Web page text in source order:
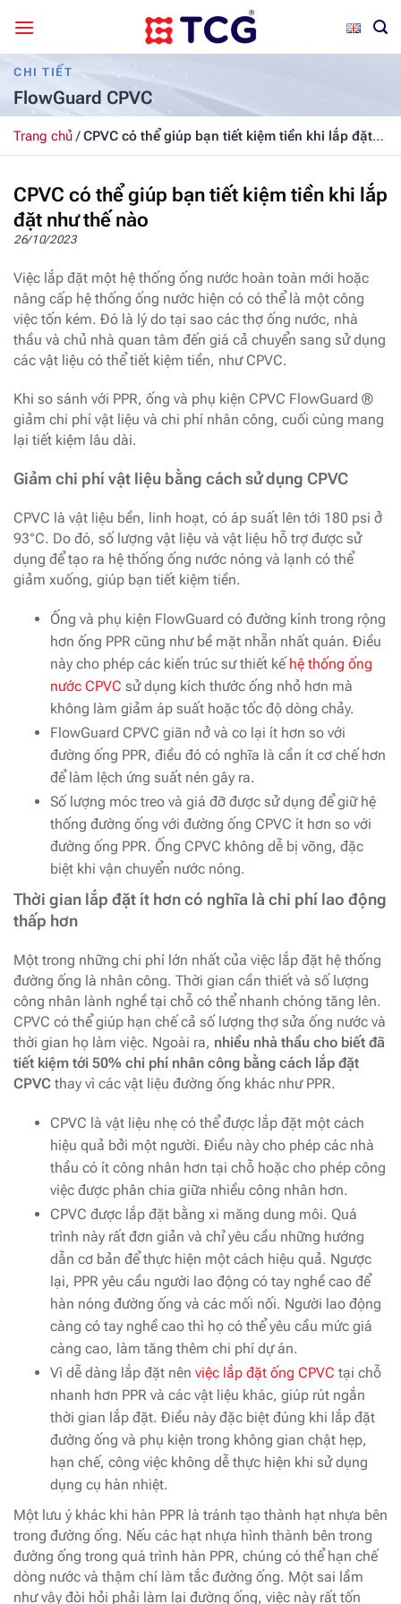
qua
nội
dungCHI TIẾT
FlowGuard CPVC
Trang chủ/CPVC có thể giúp bạn tiết kiệm tiền khi lắp đặt
như thế nào
CPVC có thể giúp bạn tiết kiệm tiền khi lắp
đặt như thế nào
26/10/2023
Việc lắp đặt một hệ thống ống nước hoàn toàn mới hoặc
nâng cấp hệ thống ống nước hiện có có thể là một công
việc tốn kém. Đó là lý do tại sao các thợ ống nước, nhà
thầu và chủ nhà quan tâm đến giá cả chuyển sang sử dụng
các vật liệu có thể tiết kiệm tiền, như CPVC.
Khi so sánh với PPR, ống và phụ kiện CPVC FlowGuard ®
giảm chi phí vật liệu và chi phí nhân công, cuối cùng mang
lại tiết kiệm lâu dài.
Giảm chi phí vật liệu bằng cách sử dụng CPVC
CPVC là vật liệu bền, linh hoạt, có áp suất lên tới 180 psi ở
93°C. Do đó, số lượng vật liệu và vật liệu hỗ trợ được sử
dụng để tạo ra hệ thống ống nước nóng và lạnh có thể
giảm xuống, giúp bạn tiết kiệm tiền.
Ống và phụ kiện FlowGuard có đường kính trong rộng
hơn ống PPR cũng như bề mặt nhẵn nhất quán. Điều
này cho phép các kiến ​​trúc sư thiết kế hệ thống ống
nước CPVC sử dụng kích thước ống nhỏ hơn mà
không làm giảm áp suất hoặc tốc độ dòng chảy.
FlowGuard CPVC giãn nở và co lại ít hơn so với
đường ống PPR, điều đó có nghĩa là cần ít cơ chế hơn
để làm lệch ứng suất nén gây ra.
Số lượng móc treo và giá đỡ được sử dụng để giữ hệ
thống đường ống với đường ống CPVC ít hơn so với
đường ống PPR. Ống CPVC không dễ bị võng, đặc
biệt khi vận chuyển nước nóng.
Thời gian lắp đặt ít hơn có nghĩa là chi phí lao động
thấp hơn
Một trong những chi phí lớn nhất của việc lắp đặt hệ thống
đường ống là nhân công. Thời gian cần thiết và số lượng
công nhân lành nghề tại chỗ có thể nhanh chóng tăng lên.
CPVC có thể giúp hạn chế cả số lượng thợ sửa ống nước và
thời gian họ làm việc. Ngoài ra, nhiều nhà thầu cho biết đã
tiết kiệm tới 50% chi phí nhân công bằng cách lắp đặt
CPVC thay vì các vật liệu đường ống khác như PPR.
CPVC là vật liệu nhẹ có thể được lắp đặt một cách
hiệu quả bởi một người. Điều này cho phép các nhà
thầu có ít công nhân hơn tại chỗ hoặc cho phép công
việc được phân chia giữa nhiều công nhân hơn.
CPVC được lắp đặt bằng xi măng dung môi. Quá
trình này rất đơn giản và chỉ yêu cầu những hướng
dẫn cơ bản để thực hiện một cách hiệu quả. Ngược
lại, PPR yêu cầu người lao động có tay nghề cao để
hàn nóng đường ống và các mối nối. Người lao động
càng có tay nghề cao thì họ có thể yêu cầu mức giá
càng cao, làm tăng thêm chi phí dự án.
Vì dễ dàng lắp đặt nên việc lắp đặt ống CPVC tại chỗ
nhanh hơn PPR và các vật liệu khác, giúp rút ngắn
thời gian lắp đặt. Điều này đặc biệt đúng khi lắp đặt
đường ống và phụ kiện trong không gian chật hẹp,
hạn chế, công việc không dễ thực hiện khi sử dụng
dụng cụ hàn nhiệt.
Một lưu ý khác khi hàn PPR là tránh tạo thành hạt nhựa bên
trong đường ống. Nếu các hạt nhựa hình thành bên trong
đường ống trong quá trình hàn PPR, chúng có thể hạn chế
dòng nước và thậm chí làm tắc đường ống. Một sai lầm
như vậy đòi hỏi phải làm lại đường ống, việc này rất tốn